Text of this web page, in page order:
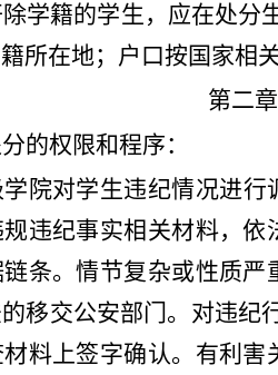
学籍的学生，应在处分
所在地；户口按国家相
第二章
的权限和程序：
学院对学生违纪情况进
违纪事实相关材料，依
条。情节复杂或性质
移交公安部门。 对违纪
料上签字确认。有利